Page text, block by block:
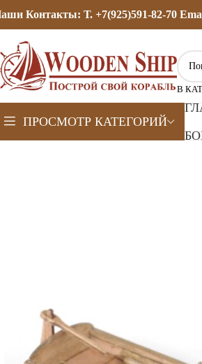
Контакты: Т. +7(925)591-82-70
В
ПРОСМОТР КАТЕГОРИЙ